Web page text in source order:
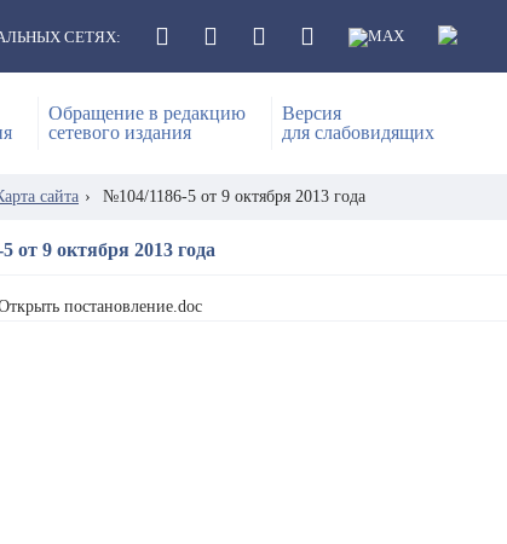
СЕТЯХ:
Обращение в редакцию
сетевого издания
Версия
для слабовидящих
сайта › №104/1186-5 от 9 октября 2013 года
от 9 октября 2013 года
постановление.doc